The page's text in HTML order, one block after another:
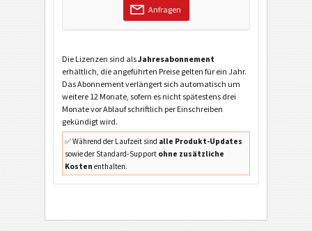
Anfragen
Die Lizenzen sind alsJahresabonnement
erhältlich, die angeführten Preise gelten für ein Jahr.
Das Abonnement verlängert sich automatisch um
weitere 12 Monate, sofern es nicht spätestens drei
Monate vor Ablauf schriftlich per Einschreiben
gekündigt wird.
✅ Während der Laufzeit sind alle Produkt-Updates
sowie der Standard-Support ohne zusätzliche
Kosten enthalten.